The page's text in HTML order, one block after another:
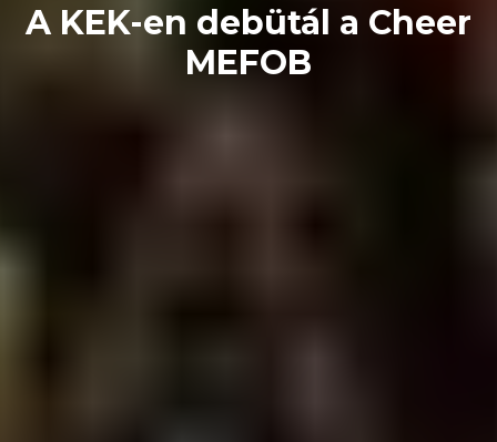
A KEK-en debütál a Cheer
MEFOB